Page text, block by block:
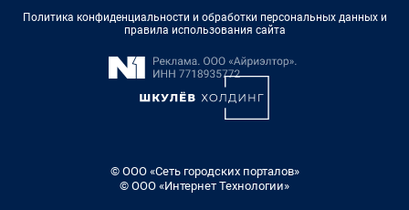
Политика конфиденциальности и обработки персональных данных и
правила использования сайта
© ООО «Сеть городских порталов»
© ООО «Интернет Технологии»